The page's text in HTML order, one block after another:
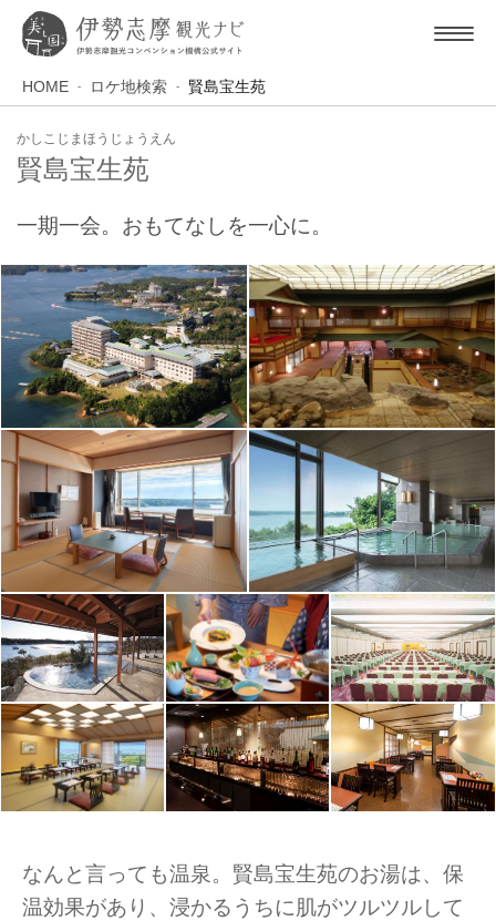
HOME ロケ地検索 賢島宝生苑
かしこじまほうじょうえん
賢島宝生苑
一期一会。おもてなしを一心に。
なんと言っても温泉。賢島宝生苑のお湯は、保
温効果があり、浸かるうちに肌がツルツルして